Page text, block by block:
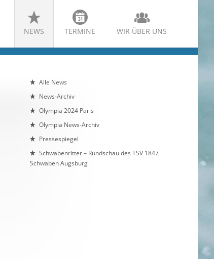
NEWS TERMINE WIR ÜBER UNS
Alle News
News-Archiv
Olympia 2024 Paris
Olympia News-Archiv
Pressespiegel
Schwabenritter – Rundschau des TSV 1847
Schwaben Augsburg